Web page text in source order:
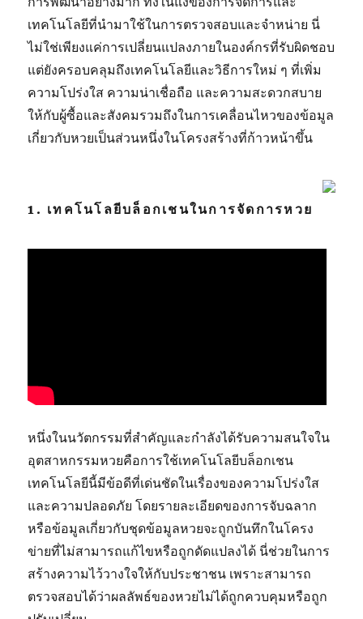
เทคโนโลยีที่นำมาใช้ในการตรวจสอบและจำหน่าย นี่
ไม่ใช่เพียงแค่การเปลี่ยนแปลงภายในองค์กรที่รับผิดชอบ
แต่ยังครอบคลุมถึงเทคโนโลยีและวิธีการใหม่ ๆ ที่เพิ่ม
ความโปร่งใส ความน่าเชื่อถือ และความสะดวกสบาย
ให้กับผู้ซื้อและสังคมรวมถึงในการเคลื่อนไหวของข้อมูล
เกี่ยวกับหวยเป็นส่วนหนึ่งในโครงสร้างที่ก้าวหน้าขึ้น
1. เทคโนโลยีบล็อกเชนในการจัดการหวย
หนึ่งในนวัตกรรมที่สำคัญและกำลังได้รับความสนใจใน
อุตสาหกรรมหวยคือการใช้เทคโนโลยีบล็อกเชน
เทคโนโลยีนี้มีข้อดีที่เด่นชัดในเรื่องของความโปร่งใส
และความปลอดภัย โดยรายละเอียดของการจับฉลาก
หรือข้อมูลเกี่ยวกับชุดข้อมูลหวยจะถูกบันทึกในโครง
ข่ายที่ไม่สามารถแก้ไขหรือถูกดัดแปลงได้ นี่ช่วยในการ
สร้างความไว้วางใจให้กับประชาชน เพราะสามารถ
ตรวจสอบได้ว่าผลลัพธ์ของหวยไม่ได้ถูกควบคุมหรือถูก